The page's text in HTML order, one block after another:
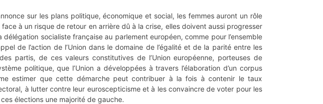
sur les plans politique, économique et social, les femmes auront un rôle
à un risque de retour en arrière dû à la crise, elles doivent aussi progresser
socialiste française au parlement européen, comme pour l’ensemble
de l’action de l’Union dans le domaine de l’égalité et de la parité entre les
partis, de ces valeurs constitutives de l’Union européenne, porteuses de
politique, que l’Union a développées à travers l’élaboration d’un corpus
estimer que cette démarche peut contribuer à la fois à contenir le taux
à lutter contre leur euroscepticisme et à les convaincre de voter pour les
élections une majorité de gauche.